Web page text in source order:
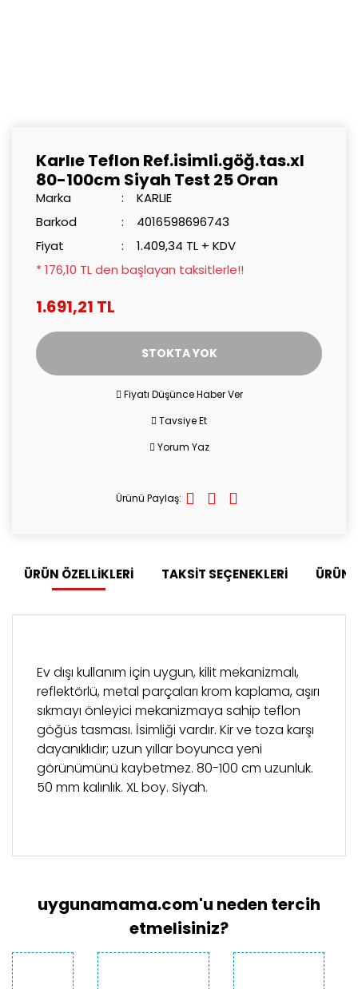
Karlıe Teflon Ref.isimli.göğ.tas.xl
80-100cm Siyah Test 25 Oran
Marka
KARLIE
Barkod
4016598696743
Fiyat
1.409,34 TL + KDV
* 176,10 TL den başlayan taksitlerle!!
1.691,21 TL
STOKTA YOK
Fiyatı Düşünce Haber Ver
Tavsiye Et
Yorum Yaz
Ürünü Paylaş:
ÜRÜN ÖZELLİKLERİ TAKSİT SEÇENEKLERİ ÜRÜN
Ev dışı kullanım için uygun, kilit mekanizmalı,
reflektörlü, metal parçaları krom kaplama, aşırı
sıkmayı önleyici mekanizmaya sahip teflon
göğüs tasması. İsimliği vardır. Kir ve toza karşı
dayanıklıdır; uzun yıllar boyunca yeni
görünümünü kaybetmez. 80-100 cm uzunluk.
50 mm kalınlık. XL boy. Siyah.
Yorum Yaz
ve diğer konularda yetersiz gördüğünüz noktaları
Ürün resmi kalitesiz, bozuk veya
görüntülenemiyor.
Ürün açıklamasında eksik bilgiler bulunuyor.
Ürün bilgilerinde hatalar bulunuyor.
uygunamama.com'u neden tercih
etmelisiniz?